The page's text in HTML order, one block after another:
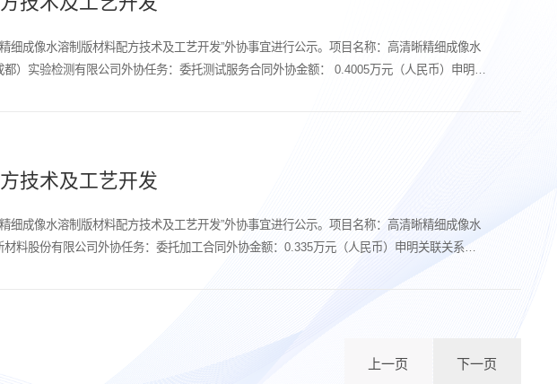
成像水溶制版材料配方技术及工艺开发”外协事宜进行公示。项目名称：高清晰精细成像水
实验检测有限公司外协任务：委托测试服务合同外协金额： 0.4005万元（人民币）申明关
技术及工艺开发
成像水溶制版材料配方技术及工艺开发”外协事宜进行公示。项目名称：高清晰精细成像水
料股份有限公司外协任务：委托加工合同外协金额：0.335万元（人民币）申明关联关系：
上一页 下一页